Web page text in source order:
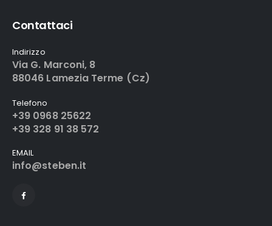
Contattaci
Indirizzo
Via G. Marconi, 8
88046 Lamezia Terme (Cz)
Telefono
+39 0968 25622
+39 328 91 38 572
EMAIL
info@steben.it